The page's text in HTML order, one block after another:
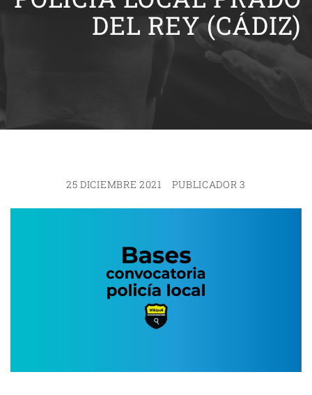
DEL REY (CÁDIZ)
25 DICIEMBRE 2021 PUBLICADOR 3